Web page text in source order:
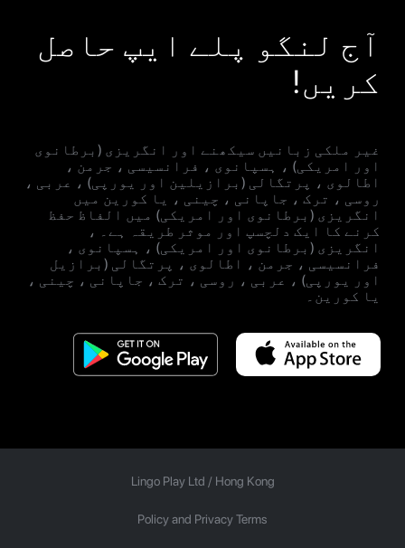
آج لنگو پلے ایپ حاصل
کریں!
غیر ملکی زبانیں سیکھنے اور انگریزی (برطانوی
اور امریکی) ، ہسپانوی ، فرانسیسی ، جرمن ،
اطالوی ، پرتگالی (برازیلین اور یورپی) ، عربی ،
روسی ، ترک ، جاپانی ، چینی ، یا کورین میں
انگریزی (برطانوی اور امریکی) میں الفاظ حفظ
کرنے کا ایک دلچسپ اور موثر طریقہ ہے۔ ،
انگریزی (برطانوی اور امریکی) ، ہسپانوی ،
فرانسیسی ، جرمن ، اطالوی ، پرتگالی (برازیل
اور یورپی) ، عربی ، روسی ، ترک ، جاپانی ، چینی ،
یا کورین۔
Lingo Play Ltd / Hong Kong
Policy and Privacy Terms